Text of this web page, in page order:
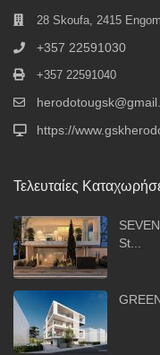
28 Skoufa, 2415
+357 22591030
+357 22591040
https://
Τελευταίες
St...